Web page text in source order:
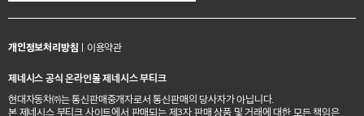
개인정보처리방침 이용약관
제네시스 공식 온라인몰 제네시스 부티크
현대자동차㈜는 통신판매중개자로서 통신판매의 당사자가 아닙니다.
본 제네시스 부티크 사이트에서 판매되는 제3자 판매 상품 및 거래에 대한 모든 책임은